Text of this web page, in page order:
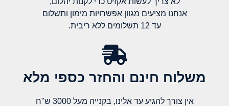
אנחנו מציעים מגוון אפשרויות מימון ותשלום
עד 12 תשלומים ללא ריבית.
משלוח חינם והחזר כספי מלא​
אין צורך להגיע עד אלינו, בקנייה מעל 3000 ש"ח